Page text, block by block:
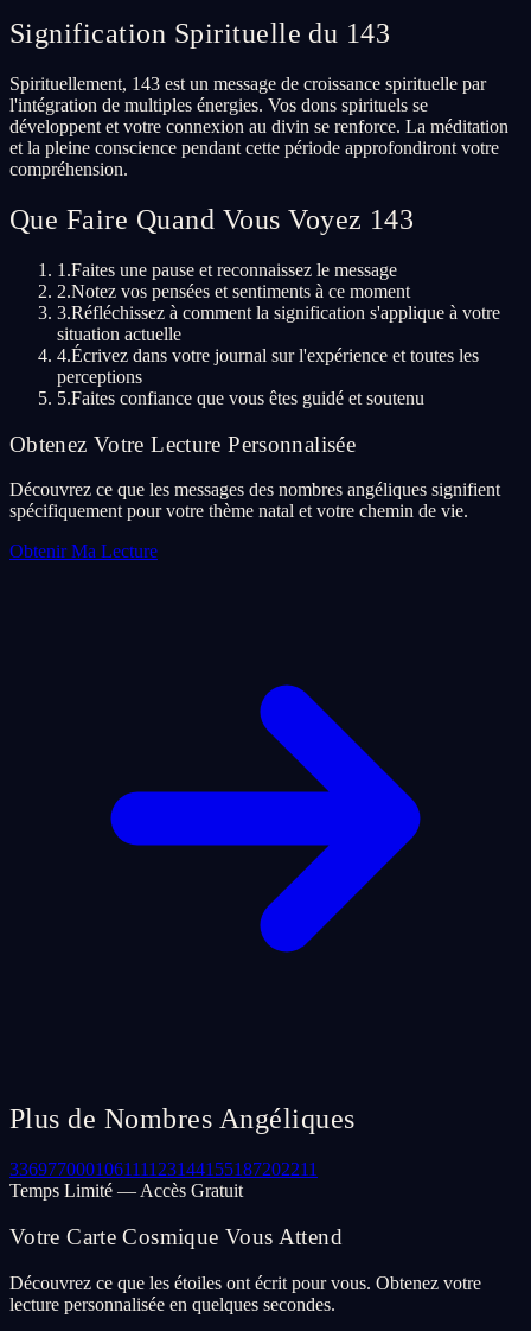
Signification Spirituelle du 143
Spirituellement, 143 est un message de croissance spirituelle par
l'intégration de multiples énergies. Vos dons spirituels se
développent et votre connexion au divin se renforce. La méditation
et la pleine conscience pendant cette période approfondiront votre
compréhension.
Que Faire Quand Vous Voyez 143
1.Faites une pause et reconnaissez le message
2.Notez vos pensées et sentiments à ce moment
3.Réfléchissez à comment la signification s'applique à votre
situation actuelle
4.Écrivez dans votre journal sur l'expérience et toutes les
perceptions
5.Faites confiance que vous êtes guidé et soutenu
Obtenez Votre Lecture Personnalisée
Découvrez ce que les messages des nombres angéliques signifient
spécifiquement pour votre thème natal et votre chemin de vie.
Obtenir Ma Lecture
Plus de Nombres Angéliques
336977000106111123144155187202211
Temps Limité — Accès Gratuit
Votre Carte Cosmique Vous Attend
Découvrez ce que les étoiles ont écrit pour vous. Obtenez votre
lecture personnalisée en quelques secondes.